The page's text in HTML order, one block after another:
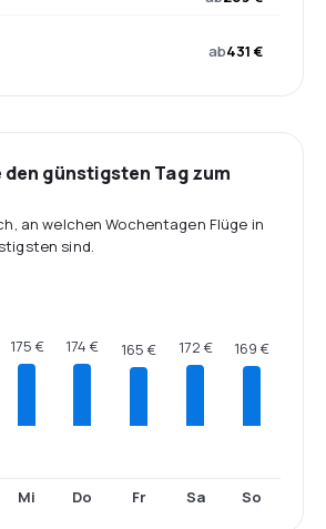
ab431 €
den günstigsten Tag zum
an welchen Wochentagen Flüge in
sind.
175 €
Mi
174 €
Do
165 €
Fr
172 €
Sa
169 €
So